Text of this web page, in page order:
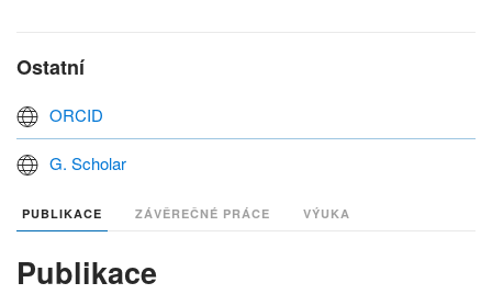
Ostatní
ORCID
G. Scholar
PUBLIKACE ZÁVĚREČNÉ PRÁCE VÝUKA
Publikace